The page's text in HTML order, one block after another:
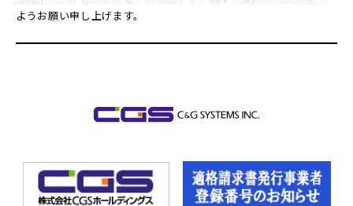
ようお願い申し上げます。